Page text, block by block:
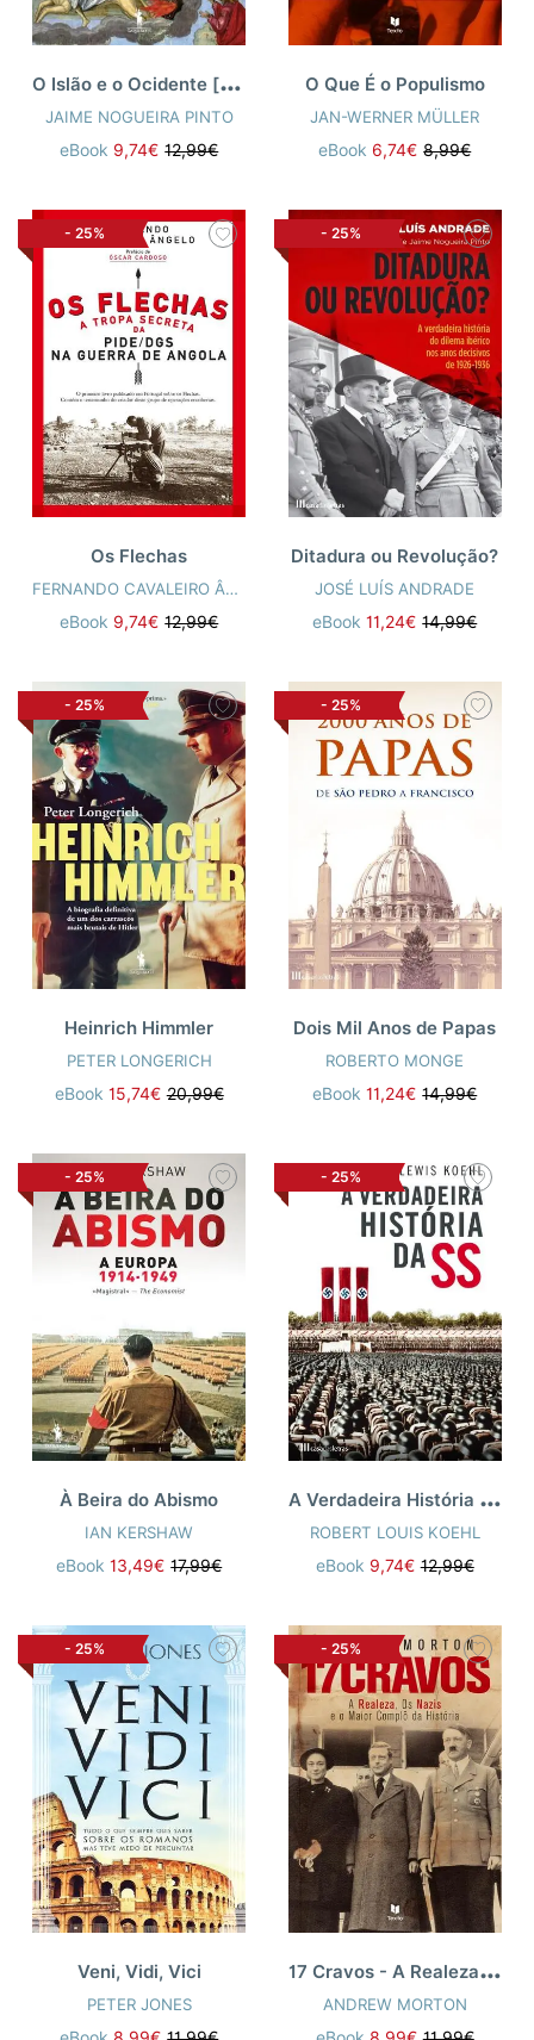
O
Islão e o Ocidente [n.e]
JAIME NOGUEIRA PINTO
eBook 9,74€ 12,99€
O Que É o Populismo
JAN-WERNER MÜLLER
eBook 6,74€ 8,99€
- 25%
Os Flechas
FERNANDO CAVALEIRO ÂNGELO
eBook 9,74€ 12,99€
- 25%
Ditadura ou Revolução?
JOSÉ LUÍS ANDRADE
eBook11,24€ 14,99€
- 25%
Heinrich Himmler
PETER LONGERICH
eBook 15,74€ 20,99€
- 25%
Dois Mil Anos de Papas
ROBERTO MONGE
eBook11,24€ 14,99€
- 25%
À Beira do Abismo
IAN KERSHAW
eBook13,49€ 17,99€
- 25%
A
Verdadeira História da SS
ROBERT LOUIS KOEHL
eBook 9,74€ 12,99€
- 25%
Veni, Vidi, Vici
PETER JONES
- 25%
1
7 Cravos - A Realeza e os Nazis
ANDREW MORTON